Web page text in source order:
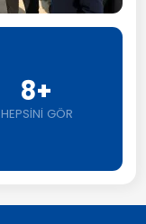
8+
HEPSİNİ GÖR